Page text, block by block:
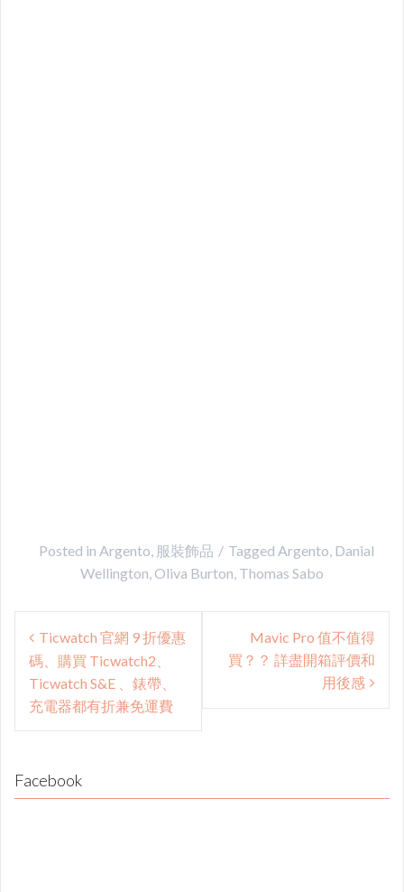
Posted in Argento, 服裝飾品 Tagged Argento, Danial
Wellington, Oliva Burton, Thomas Sabo
Post
navigation
Ticwatch 官網 9 折優惠
碼、購買 Ticwatch2、
Ticwatch S&E 、錶帶、
充電器都有折兼免運費
Mavic Pro 值不值得
買？？ 詳盡開箱評價和
用後感
Facebook